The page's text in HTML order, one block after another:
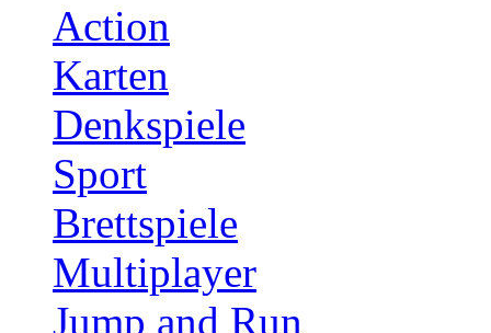
Action
Karten
Denkspiele
Sport
Brettspiele
Multiplayer
Jump and Run